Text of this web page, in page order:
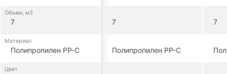
Объем, м3
7
Материал
Полипропилен PP-C
Цвет
7
Полипропилен PP-C
7